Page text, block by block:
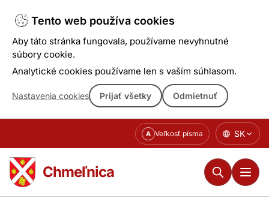
Tento web používa cookies
Aby táto stránka fungovala, používame nevyhnutné
súbory cookie.
Analytické cookies používame len s vaším súhlasom.
Nastavenia cookies Prijať všetky Odmietnuť
obsahu
A Veľkosť písma SK
Chmeľnica